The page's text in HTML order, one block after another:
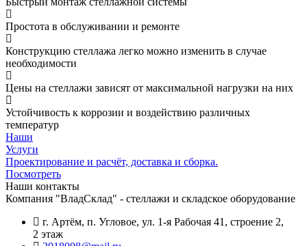
Простота в обслуживании и ремонте
Конструкцию стеллажа легко можно изменить в случае
необходимости
Цены на стеллажи зависят от максимальной нагрузки на них
Устойчивость к коррозии и воздействию различных
температур
Наши
Услуги
Проектирование и расчёт, доставка и сборка.
Посмотреть
Наши контакты
Компания "ВладСклад" - стеллажи и складское оборудование
г. Артём, п. Угловое, ул. 1-я Рабочая 41, строение 2,
2 этаж